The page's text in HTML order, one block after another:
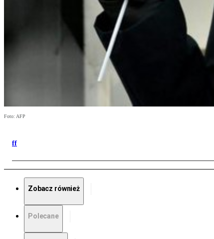
Foto: AFP
ff
Zobacz również
Polecane